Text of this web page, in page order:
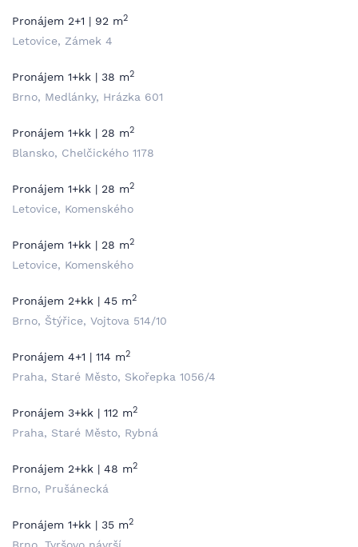
Pronájem 2+1 | 92 m2
Letovice, Zámek 4
Pronájem 1+kk | 38 m2
Brno, Medlánky, Hrázka 601
Pronájem 1+kk | 28 m2
Blansko, Chelčického 1178
Pronájem 1+kk | 28 m2
Letovice, Komenského
Pronájem 1+kk | 28 m2
Letovice, Komenského
Pronájem 2+kk | 45 m2
Brno, Štýřice, Vojtova 514/10
Pronájem 4+1 | 114 m2
Praha, Staré Město, Skořepka 1056/4
Pronájem 3+kk | 112 m2
Praha, Staré Město, Rybná
Pronájem 2+kk | 48 m2
Brno, Prušánecká
Pronájem 1+kk | 35 m2